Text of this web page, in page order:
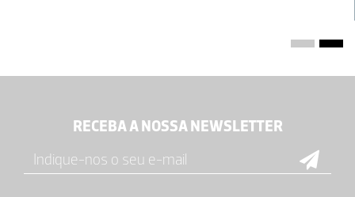
RECEBA A NOSSA NEWSLETTER